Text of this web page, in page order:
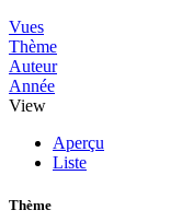
Vues
Thème
Auteur
Année
View
Aperçu
Liste
Thème